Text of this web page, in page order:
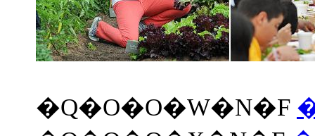
�Q�O�O�W�N�F